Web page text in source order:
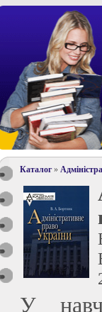
Каталог»
У